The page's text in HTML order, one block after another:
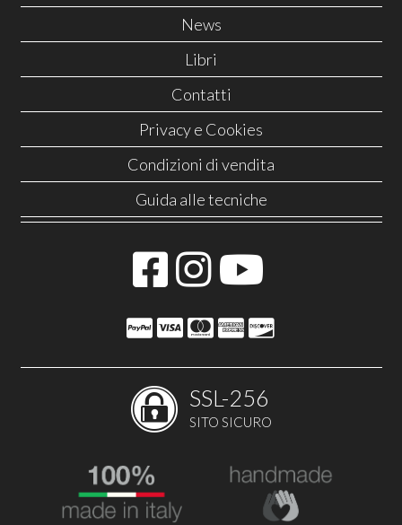
News
Libri
Contatti
Privacy e Cookies
Condizioni di vendita
Guida alle tecniche
SSL-256
SITO SICURO